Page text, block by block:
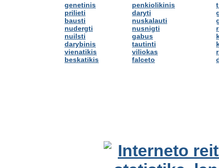
genetinis
prilieti
bausti
nudergti
nuilsti
darybinis
vienatikis
beskatikis
penkiolikinis
daryti
nuskalauti
nusnigti
gabus
tautinti
viliokas
falceto